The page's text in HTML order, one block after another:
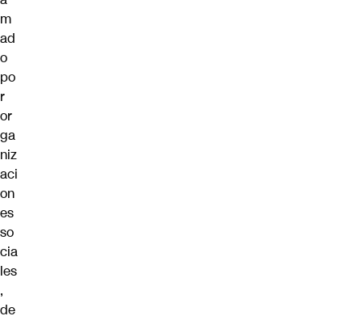
m
ad
o
po
r
or
ga
niz
aci
on
es
so
cia
les
,
de